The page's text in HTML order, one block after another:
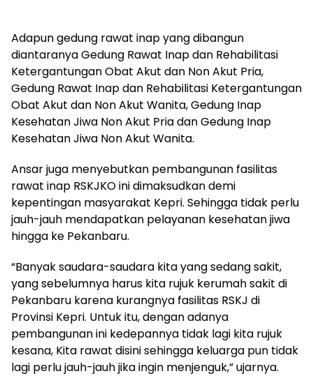
Adapun gedung rawat inap yang dibangun
diantaranya Gedung Rawat Inap dan Rehabilitasi
Ketergantungan Obat Akut dan Non Akut Pria,
Gedung Rawat Inap dan Rehabilitasi Ketergantungan
Obat Akut dan Non Akut Wanita, Gedung Inap
Kesehatan Jiwa Non Akut Pria dan Gedung Inap
Kesehatan Jiwa Non Akut Wanita.
Ansar juga menyebutkan pembangunan fasilitas
rawat inap RSKJKO ini dimaksudkan demi
kepentingan masyarakat Kepri. Sehingga tidak perlu
jauh-jauh mendapatkan pelayanan kesehatan jiwa
hingga ke Pekanbaru.
“Banyak saudara-saudara kita yang sedang sakit,
yang sebelumnya harus kita rujuk kerumah sakit di
Pekanbaru karena kurangnya fasilitas RSKJ di
Provinsi Kepri. Untuk itu, dengan adanya
pembangunan ini kedepannya tidak lagi kita rujuk
kesana, Kita rawat disini sehingga keluarga pun tidak
lagi perlu jauh-jauh jika ingin menjenguk,” ujarnya.